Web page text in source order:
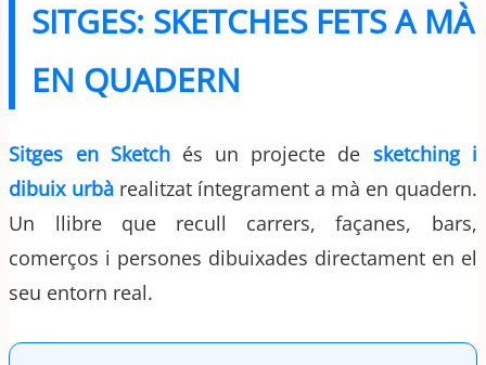
SITGES: SKETCHES FETS A MÀ
EN QUADERN
Sitges en Sketchés un projecte de sketching i
dibuix urbàrealitzat íntegrament a mà en quadern.
Un llibre que recull carrers, façanes, bars,
comerços i persones dibuixades directament en el
seu entorn real.